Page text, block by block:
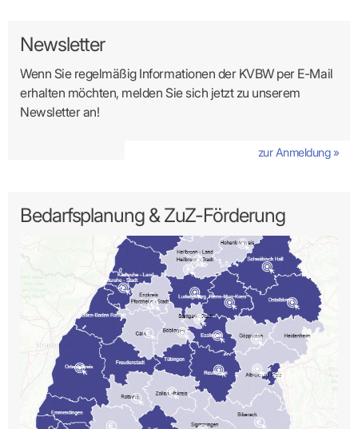
Newsletter
Wenn Sie regelmäßig Informationen der KVBW per E-Mail
erhalten möchten, melden Sie sich jetzt zu unserem
Newsletter an!
zur Anmeldung »
Bedarfsplanung & ZuZ-Förderung